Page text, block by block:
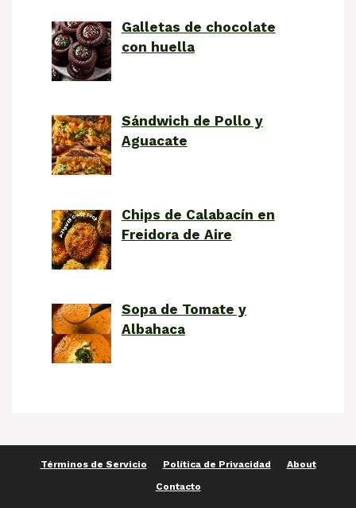
Galletas de chocolate
con huella
Sándwich de Pollo y
Aguacate
Chips de Calabacín en
Freidora de Aire
Sopa de Tomate y
Albahaca
Términos de Servicio Política de Privacidad
About
Contacto